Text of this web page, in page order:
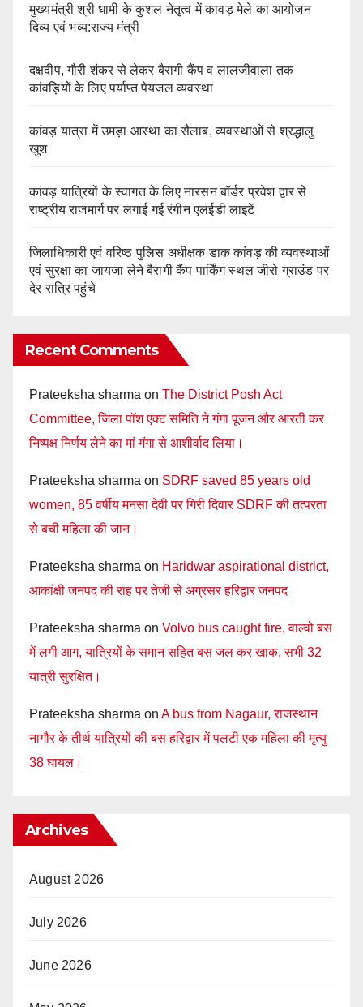
मुख्यमंत्री श्री धामी के कुशल नेतृत्व में कावड़ मेले का आयोजन
दिव्य एवं भव्य:राज्य मंत्री
दक्षदीप, गौरी शंकर से लेकर बैरागी कैंप व लालजीवाला तक
कांवड़ियों के लिए पर्याप्त पेयजल व्यवस्था
कांवड़ यात्रा में उमड़ा आस्था का सैलाब, व्यवस्थाओं से श्रद्धालु
खुश
कांवड़ यात्रियों के स्वागत के लिए नारसन बॉर्डर प्रवेश द्वार से
राष्ट्रीय राजमार्ग पर लगाई गई रंगीन एलईडी लाइटें
जिलाधिकारी एवं वरिष्ठ पुलिस अधीक्षक डाक कांवड़ की व्यवस्थाओं
एवं सुरक्षा का जायजा लेने बैरागी कैंप पार्किंग स्थल जीरो ग्राउंड पर
देर रात्रि पहुंचे
Recent Comments
Prateeksha sharma on The District Posh Act
Committee, जिला पॉश एक्ट समिति ने गंगा पूजन और आरती कर
निष्पक्ष निर्णय लेने का मां गंगा से आशीर्वाद लिया।
Prateeksha sharma on SDRF saved 85 years old
women, 85 वर्षीय मनसा देवी पर गिरी दिवार SDRF की तत्परता
से बची महिला की जान।
Prateeksha sharma on Haridwar aspirational district,
आकांक्षी जनपद की राह पर तेजी से अग्रसर हरिद्वार जनपद
Prateeksha sharma on Volvo bus caught fire, वाल्वो बस
में लगी आग, यात्रियों के समान सहित बस जल कर खाक, सभी 32
यात्री सुरक्षित।
Prateeksha sharma on A bus from Nagaur, राजस्थान
नागौर के तीर्थ यात्रियों की बस हरिद्वार में पलटी एक महिला की मृत्यु
38 घायल।
Archives
August 2026
July 2026
June 2026